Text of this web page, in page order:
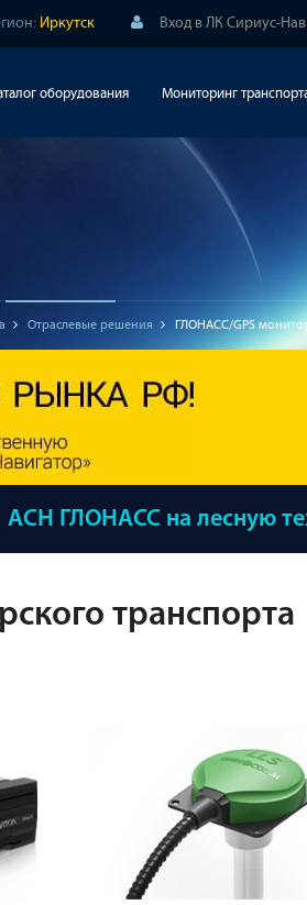
Иркутск Вход в ЛК Сириус-
оборудования Мониторинг
Отраслевые решения ГЛОНАСС/GPS
АСН ГЛОНАСС на лесную
транспорта